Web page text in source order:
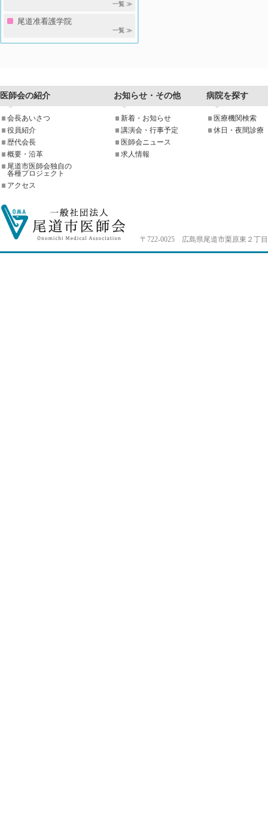
一覧 ≫
尾道准看護学院
一覧 ≫
医師会の紹介 お知らせ・その他 病院を探す
会長あいさつ
役員紹介
歴代会長
概要・沿革
尾道市医師会独自の
各種プロジェクト
アクセス
新着・お知らせ
講演会・行事予定
医師会ニュース
求人情報
医療機関検索
休日・夜間診療
〒722-0025 広島県尾道市栗原東２丁